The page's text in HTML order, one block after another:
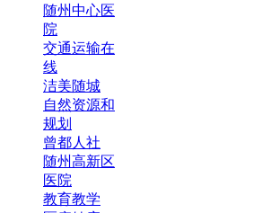
随州中心医
院
交通运输在
线
洁美随城
自然资源和
规划
曾都人社
随州高新区
医院
教育教学